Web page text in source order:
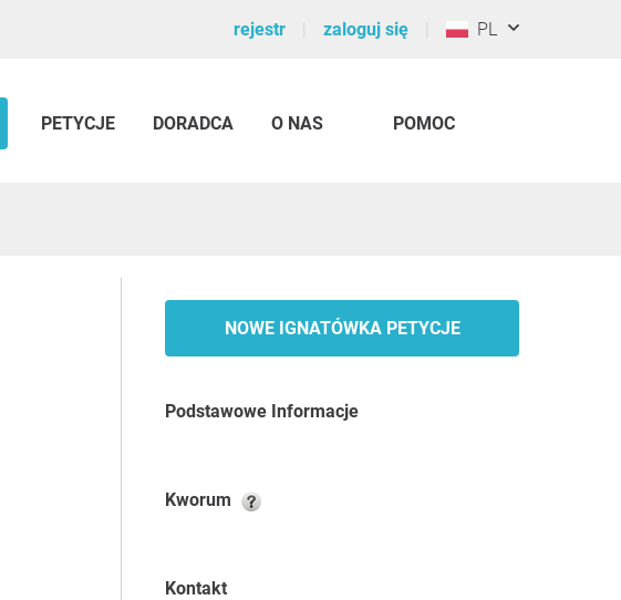
rejestr zaloguj się PL
PETYCJE DORADCA O NAS POMOC
NOWE IGNATÓWKA PETYCJE
Podstawowe Informacje
Kworum
Kontakt